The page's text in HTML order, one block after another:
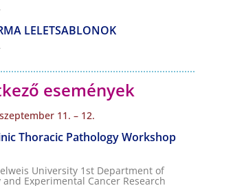
LELETSABLONOK
események
11. – 12.
Thoracic Pathology Workshop
University 1st Department of
and Experimental Cancer Research